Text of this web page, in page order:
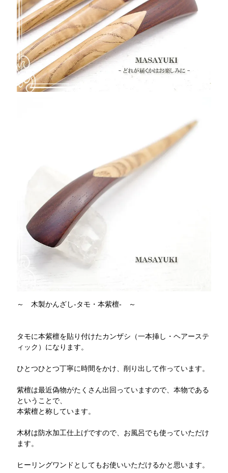
～ 木製かんざし-タモ・本紫檀- ～
タモに本紫檀を貼り付けたカンザシ（一本挿し・ヘアーステ
ィック）になります。
ひとつひとつ丁寧に時間をかけ、削り出して作っています。
紫檀は最近偽物がたくさん出回っていますので、本物である
ということで、
本紫檀と称しています。
木材は防水加工仕上げですので、お風呂でも使っていただけ
ます。
ヒーリングワンドとしてもお使いいただけるかと思います。